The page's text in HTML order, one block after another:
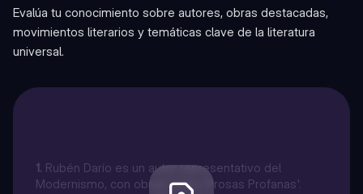
Evalúa tu conocimiento sobre autores, obras destacadas,
movimientos literarios y temáticas clave de la literatura
universal.
1. Rubén Darío es un autor representativo del
Modernismo, con obras como 'Prosas Profanas'.